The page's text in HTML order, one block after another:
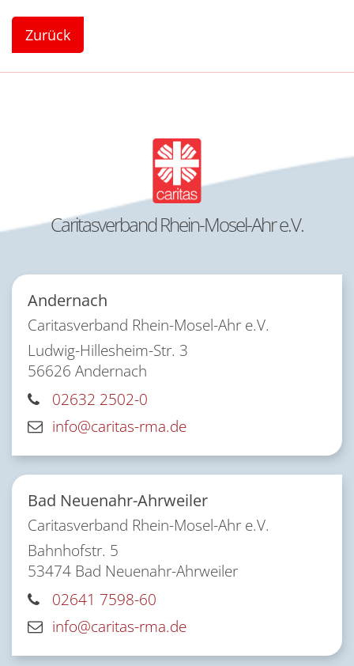
Zurück
Caritasverband Rhein-Mosel-Ahr e.V.
Andernach
Caritasverband Rhein-Mosel-Ahr e.V.
Ludwig-Hillesheim-Str. 3
56626 Andernach
02632 2502-0
info@caritas-rma.de
Bad Neuenahr-Ahrweiler
Caritasverband Rhein-Mosel-Ahr e.V.
Bahnhofstr. 5
53474 Bad Neuenahr-Ahrweiler
02641 7598-60
info@caritas-rma.de